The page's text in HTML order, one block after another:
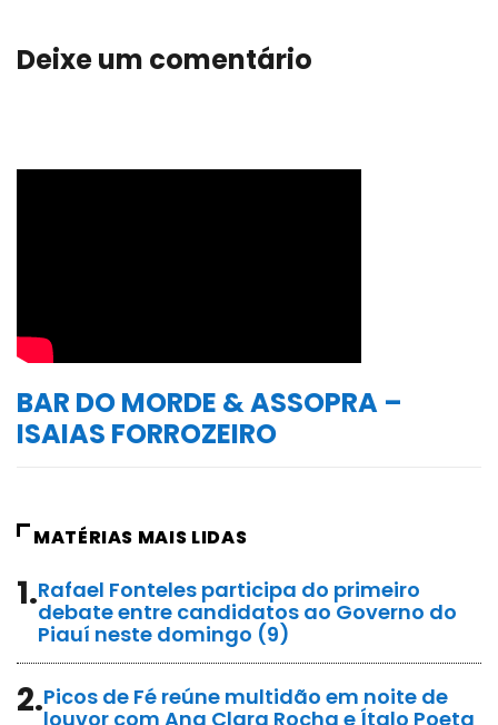
Deixe um comentário
BAR DO MORDE & ASSOPRA –
ISAIAS FORROZEIRO
MATÉRIAS MAIS LIDAS
1.Rafael Fonteles participa do primeiro
debate entre candidatos ao Governo do
Piauí neste domingo (9)
2.Picos de Fé reúne multidão em noite de
louvor com Ana Clara Rocha e Ítalo Poeta